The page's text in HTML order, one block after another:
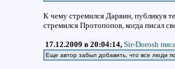
К чему стремился Дарвин, публикуя
стремился Протопопов, когда писал
17.12.2009 в 20:04:14, Sir-Dorosh
Еще автор забыл добавить, что все люди